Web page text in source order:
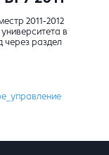
2011-2012
в
через раздел